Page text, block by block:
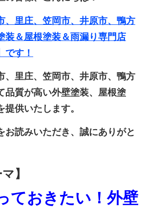
里庄、笠岡市、井原市、鴨方
装＆屋根塗装＆雨漏り専門店
です！
里庄、笠岡市、井原市、鴨方
品質が高い外壁塗装、屋根塗
供いたします。
読みいただき、誠にありがと
】
ておきたい！外壁